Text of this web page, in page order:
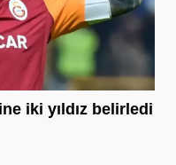
iki yıldız belirledi